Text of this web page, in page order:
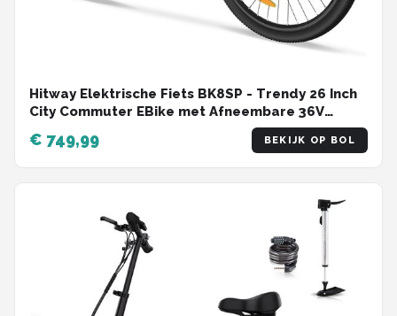
Hitway Elektrische Fiets BK8SP - Trendy 26 Inch
City Commuter EBike met Afneembare 36V
10.4Ah Lithium Batterij - E-Bike met 250W Motor
- Damesfiets - IP54 Waterdicht
€ 749,99 BEKIJK OP BOL